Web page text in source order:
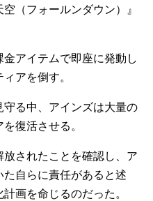
（フォールンダウン）』
アイテムで即座に発動し
アを倒す。
る中、アインズは大量の
復活させる。
されたことを確認し、ア
自らに責任があると述
画を命じるのだった。